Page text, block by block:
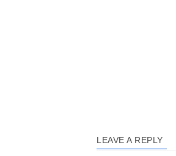
LEAVE A REPLY